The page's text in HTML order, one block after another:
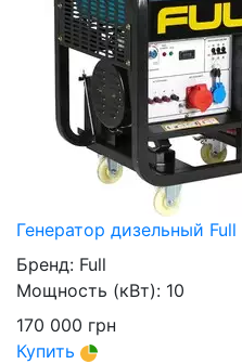
Генератор дизельный
Бренд: Full
Мощность (кВт): 10
170 000 грн
Купить